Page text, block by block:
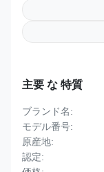
主要 な 特質
ブランド名:
モデル番号:
原産地:
認定: